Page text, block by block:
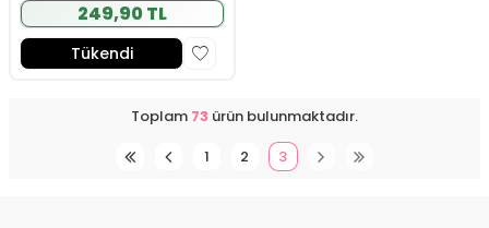
249,90 TL
Tükendi
Toplam 73 ürün bulunmaktadır.
1
2 3